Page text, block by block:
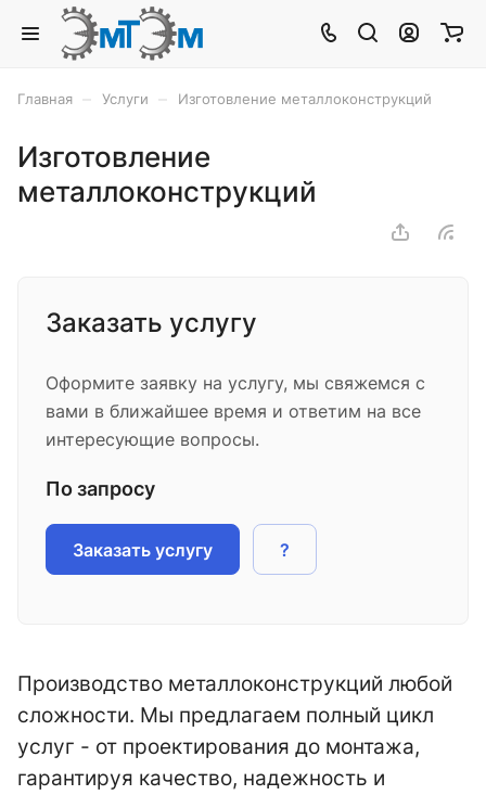
Главная Услуги Изготовление металлоконструкций
Изготовление
металлоконструкций
Заказать услугу
Оформите заявку на услугу, мы свяжемся с
вами в ближайшее время и ответим на все
интересующие вопросы.
По запросу
Заказать услугу ?
Производство металлоконструкций любой
сложности. Мы предлагаем полный цикл
услуг - от проектирования до монтажа,
гарантируя качество, надежность и